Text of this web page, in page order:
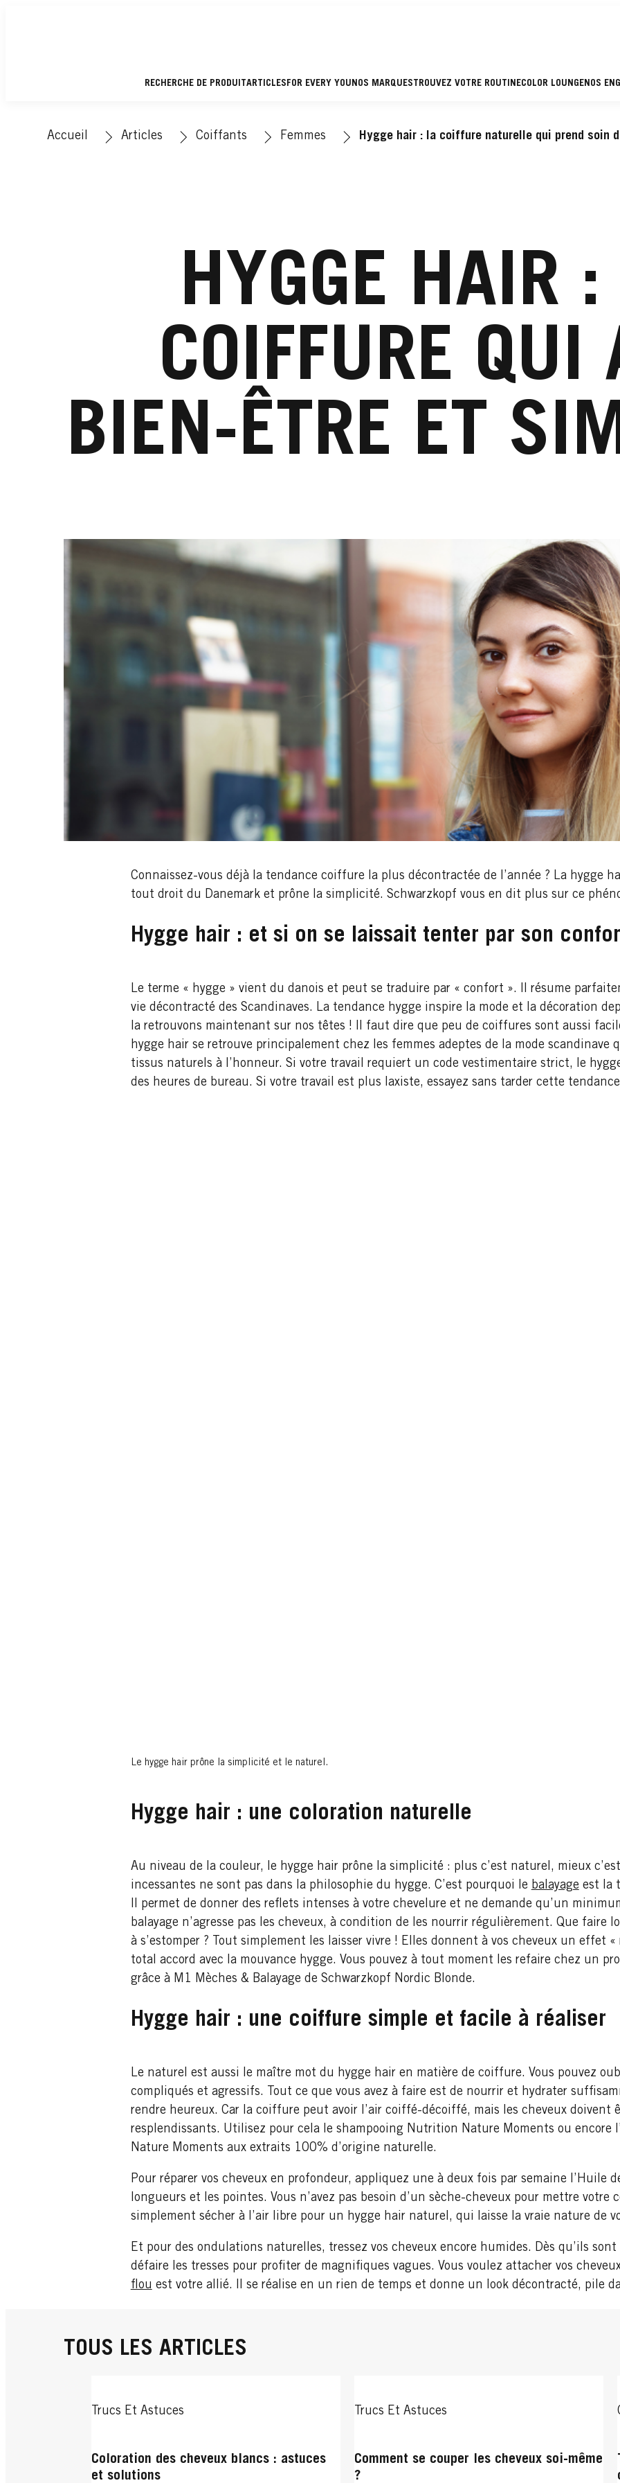
RECHERCHE DE PRODUIT ARTICLESFOR EVERY YOUNOS MARQUES TROUVEZ VOTRE ROUTINECOLOR LOUNGENOS
Accueil Articles Coiffants Femmes Hygge hair : la coiffure naturelle qui prend soin
HYGGE HAIR
COIFFURE QUI
BIEN-ÊTRE ET
Connaissez-vous déjà la tendance coiffure la plus décontractée de l’année ? La hygge
tout droit du Danemark et prône la simplicité. Schwarzkopf vous en dit plus sur ce
Hygge hair : et si on se laissait tenter par son
Le terme « hygge » vient du danois et peut se traduire par « confort ». Il résume
vie décontracté des Scandinaves. La tendance hygge inspire la mode et la décoration
la retrouvons maintenant sur nos têtes ! Il faut dire que peu de coiffures sont aussi
hygge hair se retrouve principalement chez les femmes adeptes de la mode scandinave
tissus naturels à l’honneur. Si votre travail requiert un code vestimentaire strict, le
des heures de bureau. Si votre travail est plus laxiste, essayez sans tarder cette
Le hygge hair prône la simplicité et le naturel.
Hygge hair : une coloration naturelle
Au niveau de la couleur, le hygge hair prône la simplicité : plus c’est naturel, mieux
incessantes ne sont pas dans la philosophie du hygge. C’est pourquoi le balayageest la
Il permet de donner des reflets intenses à votre chevelure et ne demande qu’un
balayage n’agresse pas les cheveux, à condition de les nourrir régulièrement. Que faire
à s’estomper ? Tout simplement les laisser vivre ! Elles donnent à vos cheveux un effet
total accord avec la mouvance hygge. Vous pouvez à tout moment les refaire chez un
grâce à M1 Mèches & Balayage de Schwarzkopf Nordic Blonde.
Hygge hair : une coiffure simple et facile à réaliser
Le naturel est aussi le maître mot du hygge hair en matière de coiffure. Vous pouvez
compliqués et agressifs. Tout ce que vous avez à faire est de nourrir et hydrater
rendre heureux. Car la coiffure peut avoir l’air coiffé-décoiffé, mais les cheveux doivent
resplendissants. Utilisez pour cela le shampooing Nutrition Nature Moments ou encore
Nature Moments aux extraits 100% d’origine naturelle.
Pour réparer vos cheveux en profondeur, appliquez une à deux fois par semaine l’Huile
longueurs et les pointes. Vous n’avez pas besoin d’un sèche-cheveux pour mettre votre
simplement sécher à l’air libre pour un hygge hair naturel, qui laisse la vraie nature de
Et pour des ondulations naturelles, tressez vos cheveux encore humides. Dès qu’ils
défaire les tresses pour profiter de magnifiques vagues. Vous voulez attacher vos
flou est votre allié. Il se réalise en un rien de temps et donne un look décontracté, pile
TOUS LES ARTICLES
Trucs Et Astuces
Coloration des cheveux blancs : astuces
et solutions
Trucs Et Astuces
Comment se couper les cheveux soi-même
?